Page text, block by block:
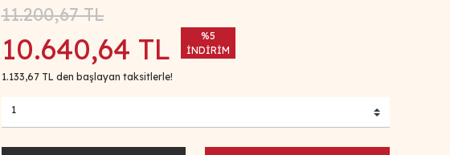
11.200,67 TL
10.640,64 TL
1.133,67 TL den başlayan taksitlerle!
%5
İNDİRİM